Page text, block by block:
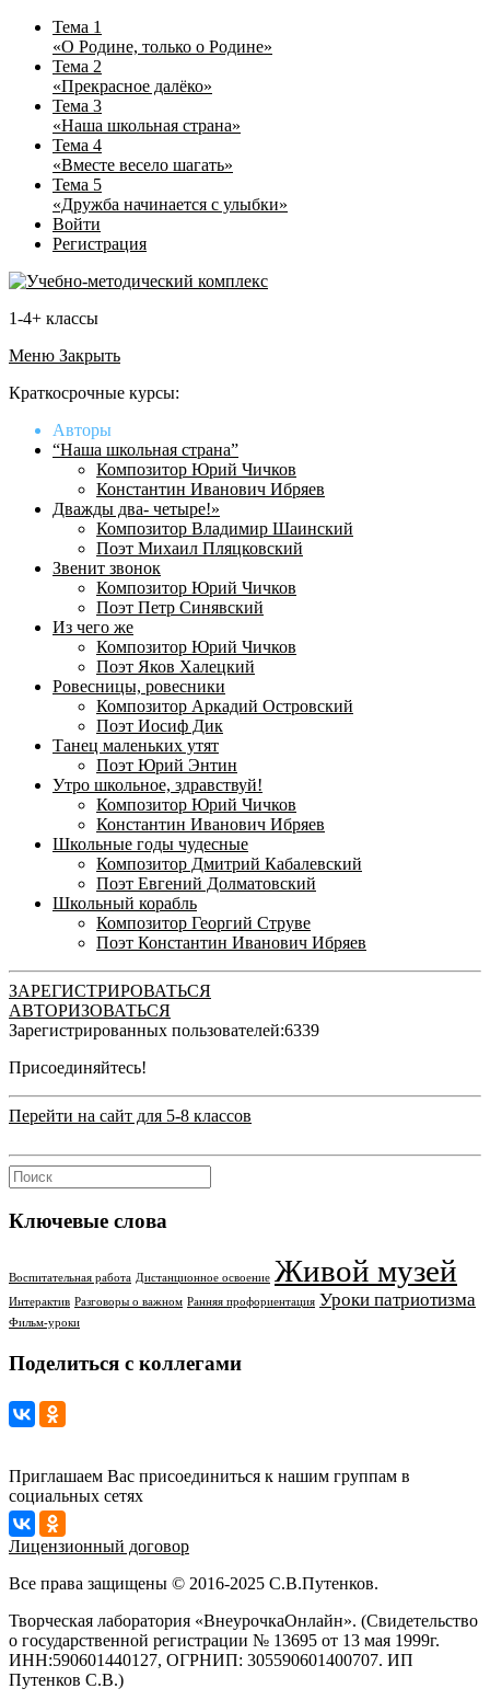
Тема 1
«О Родине, только о Родине»
Тема 2
«Прекрасное далёко»
Тема 3
«Наша школьная страна»
Тема 4
«Вместе весело шагать»
Тема 5
«Дружба начинается с улыбки»
Войти
Регистрация
1-4+ классы
Меню Закрыть
Краткосрочные курсы:
Авторы
“Наша школьная страна”
Композитор Юрий Чичков
Константин Иванович Ибряев
Дважды два- четыре!»
Композитор Владимир Шаинский
Поэт Михаил Пляцковский
Звенит звонок
Композитор Юрий Чичков
Поэт Петр Синявский
Из чего же
Композитор Юрий Чичков
Поэт Яков Халецкий
Ровесницы, ровесники
Композитор Аркадий Островский
Поэт Иосиф Дик
Танец маленьких утят
Поэт Юрий Энтин
Утро школьное, здравствуй!
Композитор Юрий Чичков
Константин Иванович Ибряев
Школьные годы чудесные
Композитор Дмитрий Кабалевский
Поэт Евгений Долматовский
Школьный корабль
Композитор Георгий Струве
Поэт Константин Иванович Ибряев
ЗАРЕГИСТРИРОВАТЬСЯ
АВТОРИЗОВАТЬСЯ
Зарегистрированных пользователей:6339
Присоединяйтесь!
Перейти на сайт для 5-8 классов
Ключевые слова
Воспитательная работа Дистанционное освоение Живой музей
Интерактив Разговоры о важном Ранняя профориентация Уроки патриотизма
Фильм-уроки
Поделиться с коллегами
Приглашаем Вас присоединиться к нашим группам в
социальных сетях
Лицензионный договор
Все права защищены © 2016-2025 С.В.Путенков.
Творческая лаборатория «ВнеурочкаОнлайн». (Свидетельство
о государственной регистрации № 13695 от 13 мая 1999г.
ИНН:590601440127, ОГРНИП: 305590601400707. ИП
Путенков С.В.)